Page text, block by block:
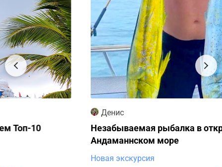
Незабываемая рыбалка в открытом
Андаманнском море